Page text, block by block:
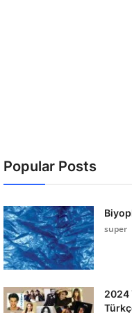
Popular Posts
super
2024